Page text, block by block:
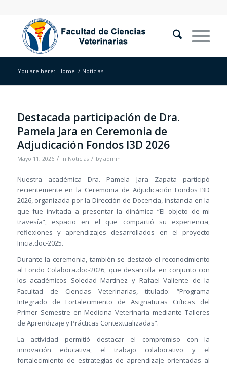
You are here: Home / Noticias
Destacada participación de Dra.
Pamela Jara en Ceremonia de
Adjudicación Fondos I3D 2026
Mayo 11, 2026 / in Noticias / by admin
Nuestra académica Dra. Pamela Jara Zapata participó
recientemente en la Ceremonia de Adjudicación Fondos I3D
2026, organizada por la Dirección de Docencia, instancia en la
que fue invitada a presentar la dinámica “El objeto de mi
travesía”, espacio en el que compartió su experiencia,
reflexiones y aprendizajes desarrollados en el proyecto
Inicia.doc-2025.
Durante la ceremonia, también se destacó el reconocimiento
al Fondo Colabora.doc-2026, que desarrolla en conjunto con
los académicos Soledad Martínez y Rafael Valiente de la
Facultad de Ciencias Veterinarias, titulado: “Programa
Integrado de Fortalecimiento de Asignaturas Críticas del
Primer Semestre en Medicina Veterinaria mediante Talleres
de Aprendizaje y Prácticas Contextualizadas”.
La actividad permitió destacar el compromiso con la
innovación educativa, el trabajo colaborativo y el
fortalecimiento de estrategias de aprendizaje orientadas al